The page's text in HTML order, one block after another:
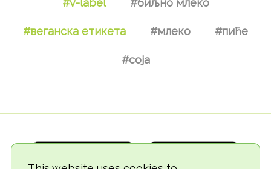
#v-label #биљно млеко
#веганска етикета #млеко #пиће
#соја